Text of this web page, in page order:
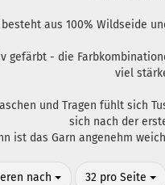
besteht aus 100% Wildseide
gefärbt - die
viel
und Tragen fühlt sich
sich nach der
ist das Garn angenehm
nach
nach 32 pro Seite
pro Seite